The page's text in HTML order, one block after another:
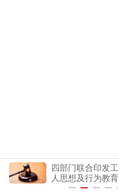
四部门联合印发
人思想及行为教